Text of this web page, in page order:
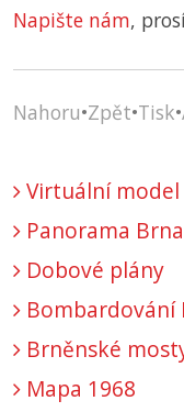
Napište nám,
Nahoru•Zpět•Tisk•
Virtuální model
Panorama
Dobové plány
Bombardování
Brněnské
Mapa 1968